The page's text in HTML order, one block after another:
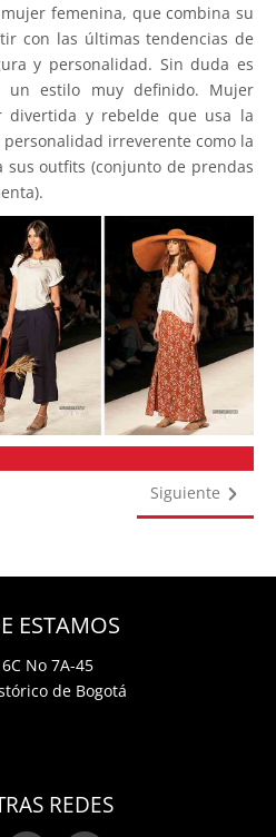
femenina, que combina su
con las últimas tendencias de
y personalidad. Sin duda es
un estilo muy definido. Mujer
divertida y rebelde que usa la
irreverente como la
outfits (conjunto de prendas
Siguiente
ESTAMOS
No 7A-45
de Bogotá
REDES